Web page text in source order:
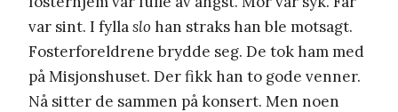
var sint. I fyllaslo han straks han ble motsagt.
Fosterforeldrene brydde seg. De tok ham med
på Misjonshuset. Der fikk han to gode venner.
Nå sitter de sammen på konsert. Men noen